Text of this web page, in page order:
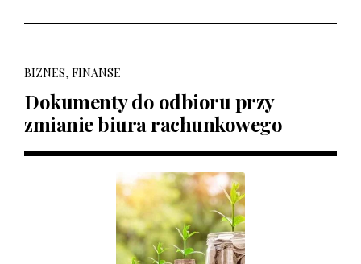
BIZNES, FINANSE
Dokumenty do odbioru przy
zmianie biura rachunkowego